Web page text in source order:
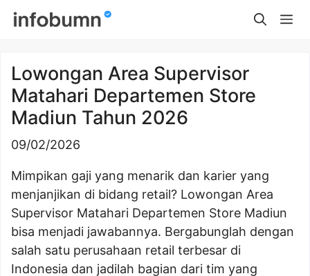
Skip
Lowongan Area Supervisor
Matahari Departemen Store
Madiun Tahun 2026
09/02/2026
Mimpikan gaji yang menarik dan karier yang
menjanjikan di bidang retail? Lowongan Area
Supervisor Matahari Departemen Store Madiun
bisa menjadi jawabannya. Bergabunglah dengan
salah satu perusahaan retail terbesar di
Indonesia dan jadilah bagian dari tim yang